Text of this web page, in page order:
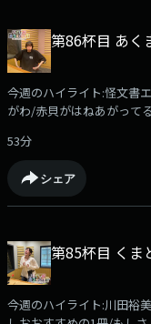
ほかほかSunday「エンタ
栞里がそれに答えながら
「ほかさん」でお願いし
たい国」の「マックスの
藤栞里がそれに刺激され
「ケニア」でお願いします
第86杯目 あく
今週のハイライト:怪文書
がわ/赤貝がはねあがって
ほかSunday」！radikoア
https://radiko.jp/podcast/
351d239da28b?share=1
かほかSunday「エンタメ
里がそれに答えながら、
かさん」でお願いします
国」の「マックスの理想
53分
シェア
第85杯目 くま
今週のハイライト:川田裕